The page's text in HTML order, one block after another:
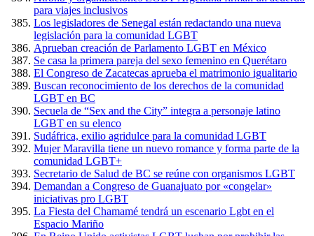
para viajes inclusivos
Los legisladores de Senegal están redactando una nueva
legislación para la comunidad LGBT
Aprueban creación de Parlamento LGBT en México
Se casa la primera pareja del sexo femenino en Querétaro
El Congreso de Zacatecas aprueba el matrimonio igualitario
Buscan reconocimiento de los derechos de la comunidad
LGBT en BC
Secuela de “Sex and the City” integra a personaje latino
LGBT en su elenco
Sudáfrica, exilio agridulce para la comunidad LGBT
Mujer Maravilla tiene un nuevo romance y forma parte de la
comunidad LGBT+
Secretario de Salud de BC se reúne con organismos LGBT
Demandan a Congreso de Guanajuato por «congelar»
iniciativas pro LGBT
La Fiesta del Chamamé tendrá un escenario Lgbt en el
Espacio Mariño